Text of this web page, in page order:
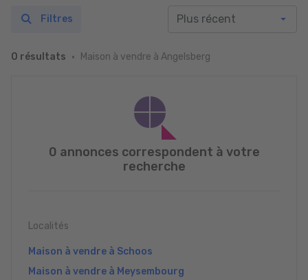
0 résultats Maison à vendre à Angelsberg
Filtres
0 annonces correspondent à votre
recherche
Localités
Maison à vendre à Schoos
Maison à vendre à Meysembourg